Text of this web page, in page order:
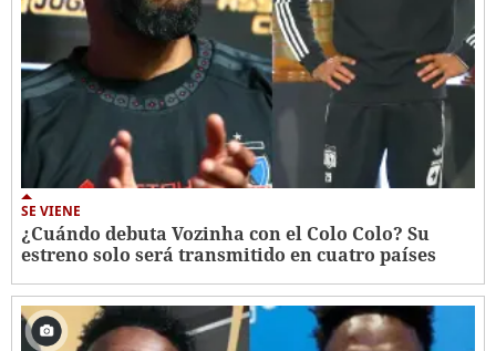
SE VIENE
¿Cuándo debuta Vozinha con el Colo Colo? Su
estreno solo será transmitido en cuatro países